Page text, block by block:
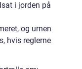
i jorden på
og urnen
hvis reglerne